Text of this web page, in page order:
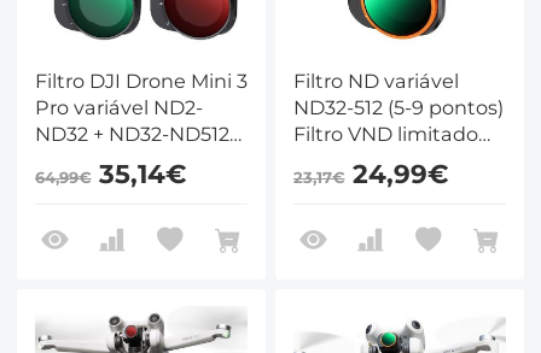
Filtro DJI Drone Mini 3
Pro variável ND2-
ND32 + ND32-ND512
com filme verde
antirreflexo de um
resistente a
64,99€35,14€
Filtro ND variável
ND32-512 (5-9 pontos)
Filtro VND limitado
compatível com DJI
Mini 4 Pro
23,17€24,99€